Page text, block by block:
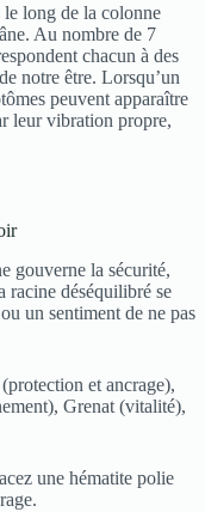
le long de la colonne
Au nombre de 7
chacun à des
notre être. Lorsqu’un
peuvent apparaître
leur vibration propre,
gouverne la sécurité,
racine déséquilibré se
un sentiment de ne pas
et ancrage),
Grenat (vitalité),
une hématite polie